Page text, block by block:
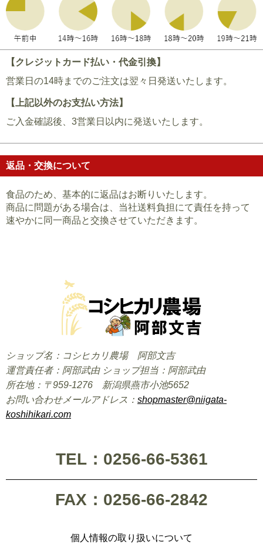
【クレジットカード払い・代金引換】
営業日の14時までのご注文は翌々日発送いたします。
【上記以外のお支払い方法】
ご入金確認後、3営業日以内に発送いたします。
返品・交換について
食品のため、基本的に返品はお断りいたします。
商品に問題がある場合は、当社送料負担にて責任を持って
速やかに同一商品と交換させていただきます。
ショップ名：コシヒカリ農場 阿部文吉
運営責任者：阿部武由 ショップ担当：阿部武由
所在地：〒959-1276 新潟県燕市小池5652
お問い合わせメールアドレス： shopmaster@niigata-
koshihikari.com
TEL：0256-66-5361
FAX：0256-66-2842
個人情報の取り扱いについて